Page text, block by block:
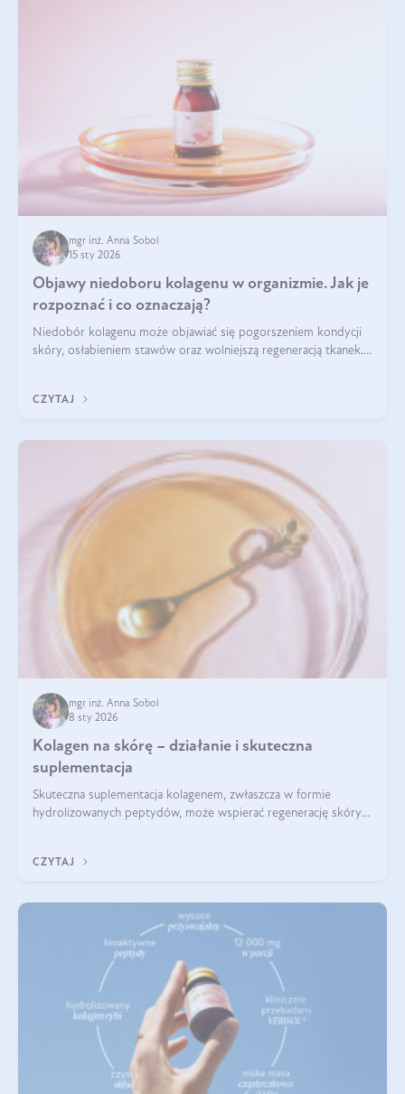
mgr inż. Anna Sobol
15 sty 2026
Objawy niedoboru kolagenu w organizmie. Jak je
rozpoznać i co oznaczają?
Niedobór kolagenu może objawiać się pogorszeniem kondycji
skóry, osłabieniem stawów oraz wolniejszą regeneracją tkanek.
osłabienie włosów.
CZYTAJ
mgr inż. Anna Sobol
8 sty 2026
Kolagen na skórę – działanie i skuteczna
suplementacja
Skuteczna suplementacja kolagenem, zwłaszcza w formie
hydrolizowanych peptydów, może wspierać regenerację skóry i
CZYTAJ